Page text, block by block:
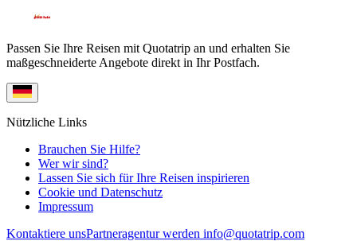
Passen Sie Ihre Reisen mit Quotatrip an und erhalten Sie
maßgeschneiderte Angebote direkt in Ihr Postfach.
Nützliche Links
Brauchen Sie Hilfe?
Wer wir sind?
Lassen Sie sich für Ihre Reisen inspirieren
Cookie und Datenschutz
Impressum
Kontaktiere unsPartneragentur werden info@quotatrip.com